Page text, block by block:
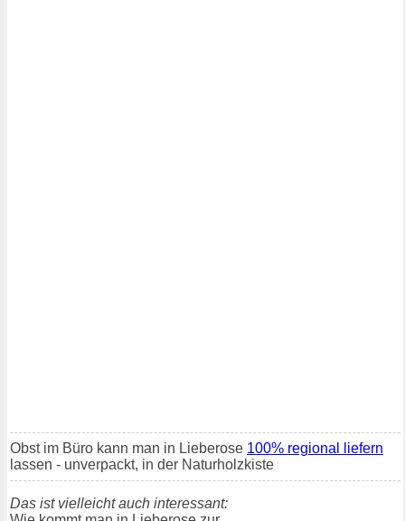
Obst im Büro kann man in Lieberose 100% regional liefern
lassen - unverpackt, in der Naturholzkiste
Das ist vielleicht auch interessant: